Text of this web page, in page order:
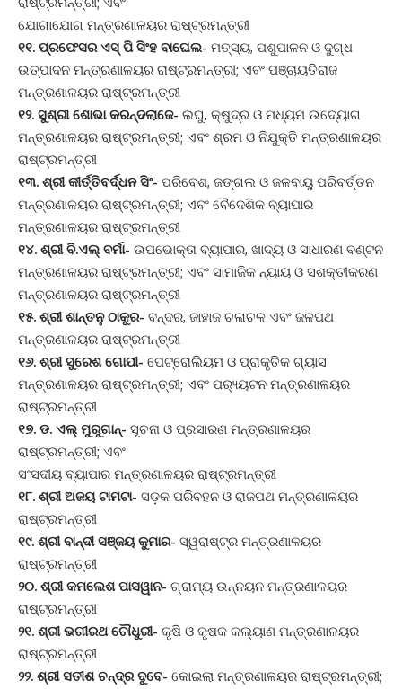
ଯୋଗାଯୋଗ ମନ୍ତ୍ରଣାଳୟର ରାଷ୍ଟ୍ରମନ୍ତ୍ରୀ
୧୧. ପ୍ରଫେସର ଏସ୍ ପି ସିଂହ ବାଘେଲ- ମତ୍ସ୍ୟ, ପଶୁପାଳନ ଓ ଦୁଗ୍ଧ
ଉତ୍ପାଦନ ମନ୍ତ୍ରଣାଳୟର ରାଷ୍ଟ୍ରମନ୍ତ୍ରୀ; ଏବଂ ପଞ୍ଚାୟତିରାଜ
ମନ୍ତ୍ରଣାଳୟର ରାଷ୍ଟ୍ରମନ୍ତ୍ରୀ
୧୨. ସୁଶ୍ରୀ ଶୋଭା କରନ୍ଦଲାଜେ- ଲଘୁ, କ୍ଷୁଦ୍ର ଓ ମଧ୍ୟମ ଉଦ୍ୟୋଗ
ମନ୍ତ୍ରଣାଳୟର ରାଷ୍ଟ୍ରମନ୍ତ୍ରୀ; ଏବଂ ଶ୍ରମ ଓ ନିଯୁକ୍ତି ମନ୍ତ୍ରଣାଳୟର
ରାଷ୍ଟ୍ରମନ୍ତ୍ରୀ
୧୩. ଶ୍ରୀ କୀର୍ତ୍ତିବର୍ଦ୍ଧନ ସିଂ- ପରିବେଶ, ଜଙ୍ଗଲ ଓ ଜଳବାୟୁ ପରିବର୍ତ୍ତନ
ମନ୍ତ୍ରଣାଳୟର ରାଷ୍ଟ୍ରମନ୍ତ୍ରୀ; ଏବଂ ବୈଦେଶିକ ବ୍ୟାପାର
ମନ୍ତ୍ରଣାଳୟର ରାଷ୍ଟ୍ରମନ୍ତ୍ରୀ
୧୪. ଶ୍ରୀ ବି.ଏଲ୍ ବର୍ମା- ଉପଭୋକ୍ତା ବ୍ୟାପାର, ଖାଦ୍ୟ ଓ ସାଧାରଣ ବଣ୍ଟନ
ମନ୍ତ୍ରଣାଳୟର ରାଷ୍ଟ୍ରମନ୍ତ୍ରୀ; ଏବଂ ସାମାଜିକ ନ୍ୟାୟ ଓ ସଶକ୍ତୀକରଣ
ମନ୍ତ୍ରଣାଳୟର ରାଷ୍ଟ୍ରମନ୍ତ୍ରୀ
୧୫. ଶ୍ରୀ ଶାନ୍ତନୁ ଠାକୁର- ବନ୍ଦର, ଜାହାଜ ଚଳାଚଳ ଏବଂ ଜଳପଥ
ମନ୍ତ୍ରଣାଳୟର ରାଷ୍ଟ୍ରମନ୍ତ୍ରୀ
୧୬. ଶ୍ରୀ ସୁରେଶ ଗୋପୀ- ପେଟ୍ରୋଲିୟମ ଓ ପ୍ରାକୃତିକ ଗ୍ୟାସ
ମନ୍ତ୍ରଣାଳୟର ରାଷ୍ଟ୍ରମନ୍ତ୍ରୀ; ଏବଂ ପର‌୍ୟ୍ୟଟନ ମନ୍ତ୍ରଣାଳୟର
ରାଷ୍ଟ୍ରମନ୍ତ୍ରୀ
୧୭. ଡ. ଏଲ୍ ମୁରୁଗାନ୍- ସୂଚନା ଓ ପ୍ରସାରଣ ମନ୍ତ୍ରଣାଳୟର
ରାଷ୍ଟ୍ରମନ୍ତ୍ରୀ; ଏବଂ
ସଂସଦୀୟ ବ୍ୟାପାର ମନ୍ତ୍ରଣାଳୟର ରାଷ୍ଟ୍ରମନ୍ତ୍ରୀ
୧୮. ଶ୍ରୀ ଅଜୟ ଟାମଟା- ସଡ଼କ ପରିବହନ ଓ ରାଜପଥ ମନ୍ତ୍ରଣାଳୟର
ରାଷ୍ଟ୍ରମନ୍ତ୍ରୀ
୧୯. ଶ୍ରୀ ବାନ୍ଦୀ ସଞ୍ଜୟ କୁମାର- ସ୍ୱରାଷ୍ଟ୍ର ମନ୍ତ୍ରଣାଳୟର
ରାଷ୍ଟ୍ରମନ୍ତ୍ରୀ
୨୦. ଶ୍ରୀ କମଲେଶ ପାସୱାନ- ଗ୍ରାମ୍ୟ ଉନ୍ନୟନ ମନ୍ତ୍ରଣାଳୟର
ରାଷ୍ଟ୍ରମନ୍ତ୍ରୀ
୨୧. ଶ୍ରୀ ଭଗୀରଥ ଚୌଧୁରୀ- କୃଷି ଓ କୃଷକ କଲ୍ୟାଣ ମନ୍ତ୍ରଣାଳୟର
ରାଷ୍ଟ୍ରମନ୍ତ୍ରୀ
୨୨. ଶ୍ରୀ ସତୀଶ ଚନ୍ଦ୍ର ଦୁବେ- କୋଇଲା ମନ୍ତ୍ରଣାଳୟର ରାଷ୍ଟ୍ରମନ୍ତ୍ରୀ;